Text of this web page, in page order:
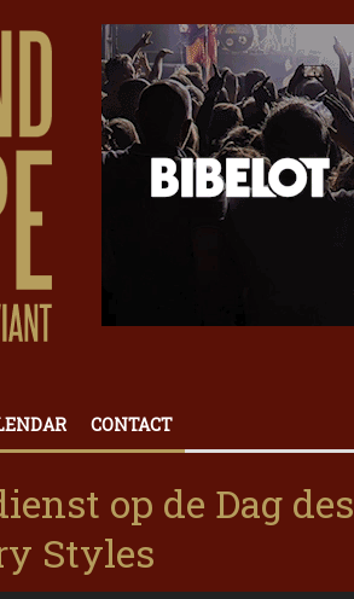
CONTACT
op de Dag des
Styles